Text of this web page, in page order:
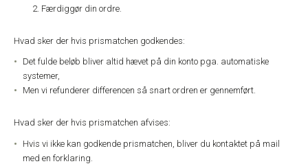
Færdiggør din ordre.
Hvad sker der hvis prismatchen godkendes:
Det fulde beløb bliver altid hævet på din konto pga. automatiske
systemer,
Men vi refunderer differencen så snart ordren er gennemført.
Hvad sker der hvis prismatchen afvises:
Hvis vi ikke kan godkende prismatchen, bliver du kontaktet på mail
med en forklaring.